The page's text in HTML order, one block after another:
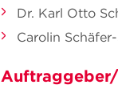
Dr. Karl Otto
Carolin